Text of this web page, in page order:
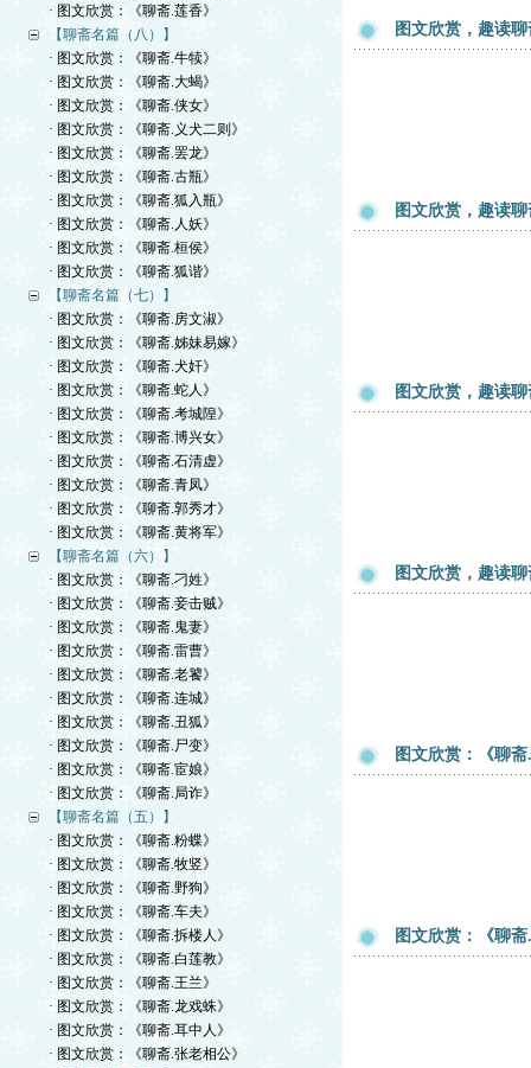
· 图文欣赏：《聊斋.莲香》
【聊斋名篇（八）】
· 图文欣赏：《聊斋.牛犊》
· 图文欣赏：《聊斋.大蝎》
· 图文欣赏：《聊斋.侠女》
· 图文欣赏：《聊斋.义犬二则》
· 图文欣赏：《聊斋.罢龙》
· 图文欣赏：《聊斋.古瓶》
· 图文欣赏：《聊斋.狐入瓶》
· 图文欣赏：《聊斋.人妖》
· 图文欣赏：《聊斋.桓侯》
· 图文欣赏：《聊斋.狐谐》
【聊斋名篇（七）】
· 图文欣赏：《聊斋.房文淑》
· 图文欣赏：《聊斋.姊妹易嫁》
· 图文欣赏：《聊斋.犬奸》
· 图文欣赏：《聊斋.蛇人》
· 图文欣赏：《聊斋.考城隍》
· 图文欣赏：《聊斋.博兴女》
· 图文欣赏：《聊斋.石清虚》
· 图文欣赏：《聊斋.青凤》
· 图文欣赏：《聊斋.郭秀才》
· 图文欣赏：《聊斋.黄将军》
【聊斋名篇（六）】
· 图文欣赏：《聊斋.刁姓》
· 图文欣赏：《聊斋.妾击贼》
· 图文欣赏：《聊斋.鬼妻》
· 图文欣赏：《聊斋.雷曹》
· 图文欣赏：《聊斋.老饕》
· 图文欣赏：《聊斋.连城》
· 图文欣赏：《聊斋.丑狐》
· 图文欣赏：《聊斋.尸变》
· 图文欣赏：《聊斋.宦娘》
· 图文欣赏：《聊斋.局诈》
【聊斋名篇（五）】
· 图文欣赏：《聊斋.粉蝶》
· 图文欣赏：《聊斋.牧竖》
· 图文欣赏：《聊斋.野狗》
· 图文欣赏：《聊斋.车夫》
· 图文欣赏：《聊斋.拆楼人》
· 图文欣赏：《聊斋.白莲教》
· 图文欣赏：《聊斋.王兰》
· 图文欣赏：《聊斋.龙戏蛛》
· 图文欣赏：《聊斋.耳中人》
· 图文欣赏：《聊斋.张老相公》
图文欣赏，趣读
图文欣赏，趣读
图文欣赏，趣读
图文欣赏，趣读
图文欣赏：《聊
图文欣赏：《聊